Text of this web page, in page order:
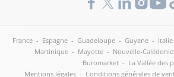
France - Espagne - Guadeloupe - Guyane - Italie
Martinique - Mayotte - Nouvelle-Calédonie
Buromarket - La Vallée des
Mentions légales - Conditions générales de